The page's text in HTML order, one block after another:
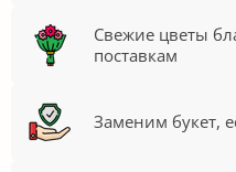
Свежие цветы
поставкам
Заменим букет,